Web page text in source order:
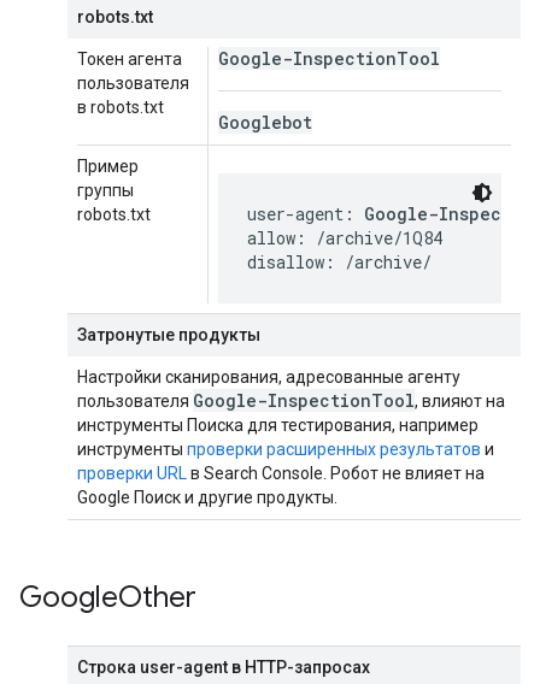
robots.txt
Токен агента
пользователя
в robots.txt
Google-InspectionTool
Googlebot
Пример
группы
robots.txt
user-agent: Google-
allow: /archive/1Q84
disallow: /archive/
Затронутые продукты
Настройки сканирования, адресованные агенту
пользователя Google-InspectionTool, влияют на
инструменты Поиска для тестирования, например
инструменты проверки расширенных результатов и
проверки URL в Search Console. Робот не влияет на
Google Поиск и другие продукты.
GoogleOther
Строка user-agent в HTTP-запросах